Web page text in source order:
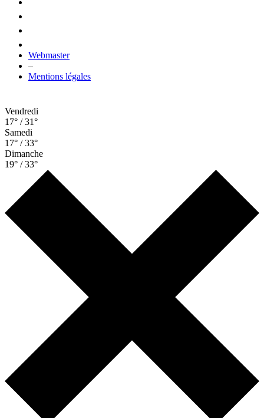
Webmaster
–
Mentions légales
Vendredi
17° / 31°
Samedi
17° / 33°
Dimanche
19° / 33°